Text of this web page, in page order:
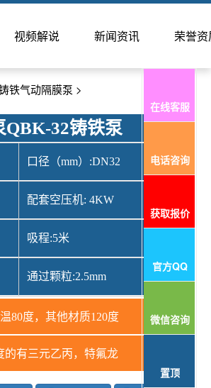
视频解说 新闻资讯 荣誉资
在线客服
电话咨询
获取报价
官方QQ
微信咨询
置顶
铁气动隔膜泵 >
QBK-32铸铁泵
口径（mm）:DN32
配套空压机: 4KW
吸程:5米
通过颗粒:2.5mm
80度，其他材质120度
的有三元乙丙，特氟龙